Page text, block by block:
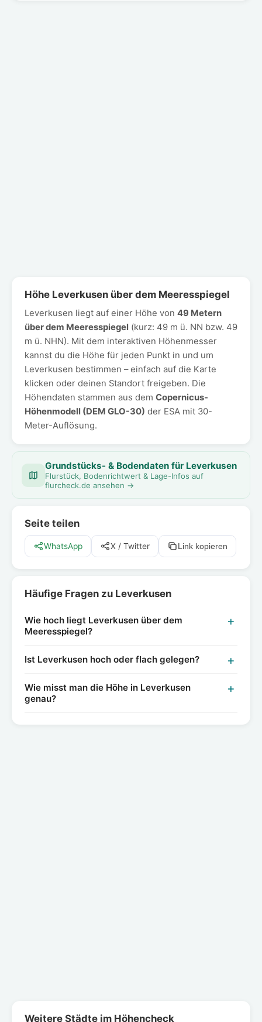
Höhe Leverkusen über dem Meeresspiegel
Leverkusen liegt auf einer Höhe von 49 Metern
über dem Meeresspiegel (kurz: 49 m ü. NN bzw. 49
m ü. NHN). Mit dem interaktiven Höhenmesser
kannst du die Höhe für jeden Punkt in und um
Leverkusen bestimmen – einfach auf die Karte
klicken oder deinen Standort freigeben. Die
Höhendaten stammen aus dem Copernicus-
Höhenmodell (DEM GLO-30) der ESA mit 30-
Meter-Auflösung.
Grundstücks- & Bodendaten für Leverkusen
Flurstück, Bodenrichtwert & Lage-Infos auf
flurcheck.de ansehen →
Seite teilen
WhatsApp X / Twitter Link kopieren
Häufige Fragen zu Leverkusen
Wie hoch liegt Leverkusen über dem
Meeresspiegel?
Ist Leverkusen hoch oder flach gelegen?
Wie misst man die Höhe in Leverkusen
genau?
Weitere Städte im Höhencheck